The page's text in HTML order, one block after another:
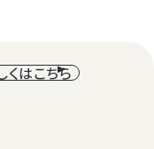
くはこちら